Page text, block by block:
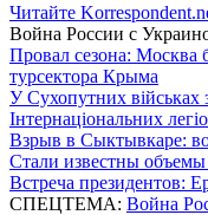
Читайте
Война России с
Провал сезона: Москва
турсектора Крыма
У Сухопутних військах
Інтернаціональних
Взрыв в Сыктывкаре:
Стали известны
Встреча президентов:
СПЕЦТЕМА: Война